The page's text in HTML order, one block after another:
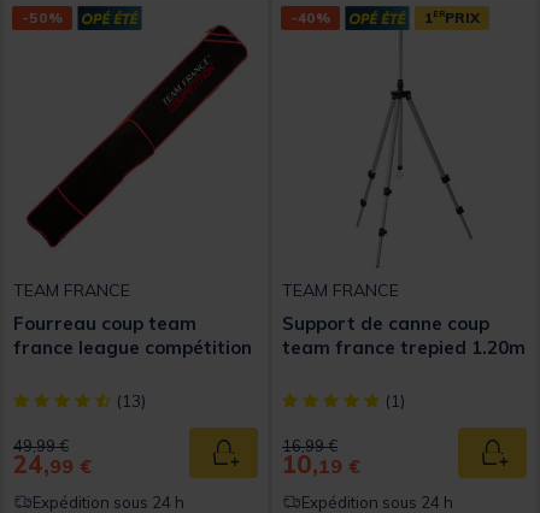
-50%
TEAM FRANCE
Fourreau coup team
france league compétition
[object Object] out of 5 Customer Rating
(13)
Price reduced from
49,99 €to
24,99 € Ajouter au panier
Expédition sous 24 h
-40% 1 ERPRIX
TEAM FRANCE
Support de canne coup
team france trepied 1.20m
[object Object] out of 5
(1)
Price reduced from
16,99 €to
10,19 €
Expédition sous 24 h